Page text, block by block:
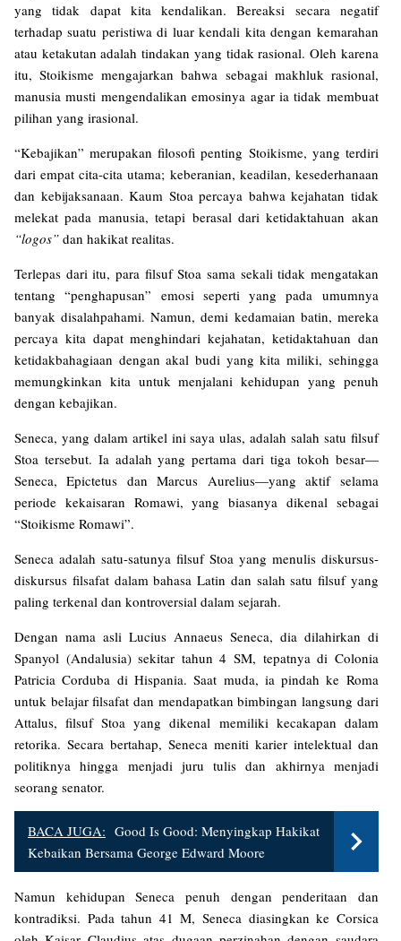
yang tidak dapat kita kendalikan. Bereaksi secara negatif
terhadap suatu peristiwa di luar kendali kita dengan kemarahan
atau ketakutan adalah tindakan yang tidak rasional. Oleh karena
itu, Stoikisme mengajarkan bahwa sebagai makhluk rasional,
manusia musti mengendalikan emosinya agar ia tidak membuat
pilihan yang irasional.
“Kebajikan” merupakan filosofi penting Stoikisme, yang terdiri
dari empat cita-cita utama; keberanian, keadilan, kesederhanaan
dan kebijaksanaan. Kaum Stoa percaya bahwa kejahatan tidak
melekat pada manusia, tetapi berasal dari ketidaktahuan akan
“logos” dan hakikat realitas.
Terlepas dari itu, para filsuf Stoa sama sekali tidak mengatakan
tentang “penghapusan” emosi seperti yang pada umumnya
banyak disalahpahami. Namun, demi kedamaian batin, mereka
percaya kita dapat menghindari kejahatan, ketidaktahuan dan
ketidakbahagiaan dengan akal budi yang kita miliki, sehingga
memungkinkan kita untuk menjalani kehidupan yang penuh
dengan kebajikan.
Seneca, yang dalam artikel ini saya ulas, adalah salah satu filsuf
Stoa tersebut. Ia adalah yang pertama dari tiga tokoh besar—
Seneca, Epictetus dan Marcus Aurelius—yang aktif selama
periode kekaisaran Romawi, yang biasanya dikenal sebagai
“Stoikisme Romawi”.
Seneca adalah satu-satunya filsuf Stoa yang menulis diskursus-
diskursus filsafat dalam bahasa Latin dan salah satu filsuf yang
paling terkenal dan kontroversial dalam sejarah.
Dengan nama asli Lucius Annaeus Seneca, dia dilahirkan di
Spanyol (Andalusia) sekitar tahun 4 SM, tepatnya di Colonia
Patricia Corduba di Hispania. Saat muda, ia pindah ke Roma
untuk belajar filsafat dan mendapatkan bimbingan langsung dari
Attalus, filsuf Stoa yang dikenal memiliki kecakapan dalam
retorika. Secara bertahap, Seneca meniti karier intelektual dan
politiknya hingga menjadi juru tulis dan akhirnya menjadi
seorang senator.
BACA JUGA: Good Is Good: Menyingkap Hakikat
Kebaikan Bersama George Edward Moore
Namun kehidupan Seneca penuh dengan penderitaan dan
kontradiksi. Pada tahun 41 M, Seneca diasingkan ke Corsica